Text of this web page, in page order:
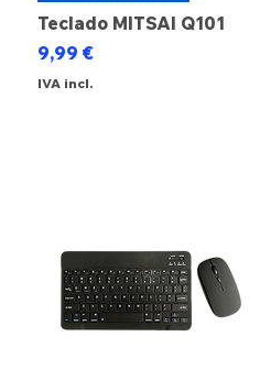
Teclado MITSAI Q101
Preço
9,99 €
IVA incl.